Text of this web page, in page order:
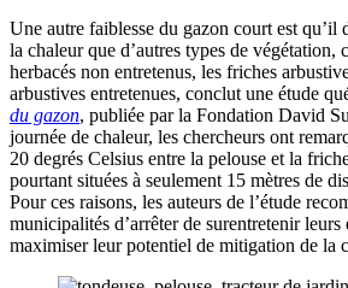
Une autre faiblesse du gazon court est qu’il
la chaleur que d’autres types de végétation,
herbacés non entretenus, les friches
arbustives entretenues, conclut une étude
du gazon, publiée par la Fondation David
journée de chaleur, les chercheurs ont
20 degrés Celsius entre la pelouse et la
pourtant situées à seulement 15 mètres de
Pour ces raisons, les auteurs de l’étude
municipalités d’arrêter de surentretenir leurs
maximiser leur potentiel de mitigation de la